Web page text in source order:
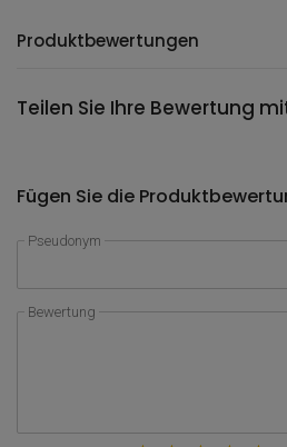
Produktbewertungen
Teilen Sie Ihre Bewertung
Fügen Sie die
Pseudonym
Bewertung